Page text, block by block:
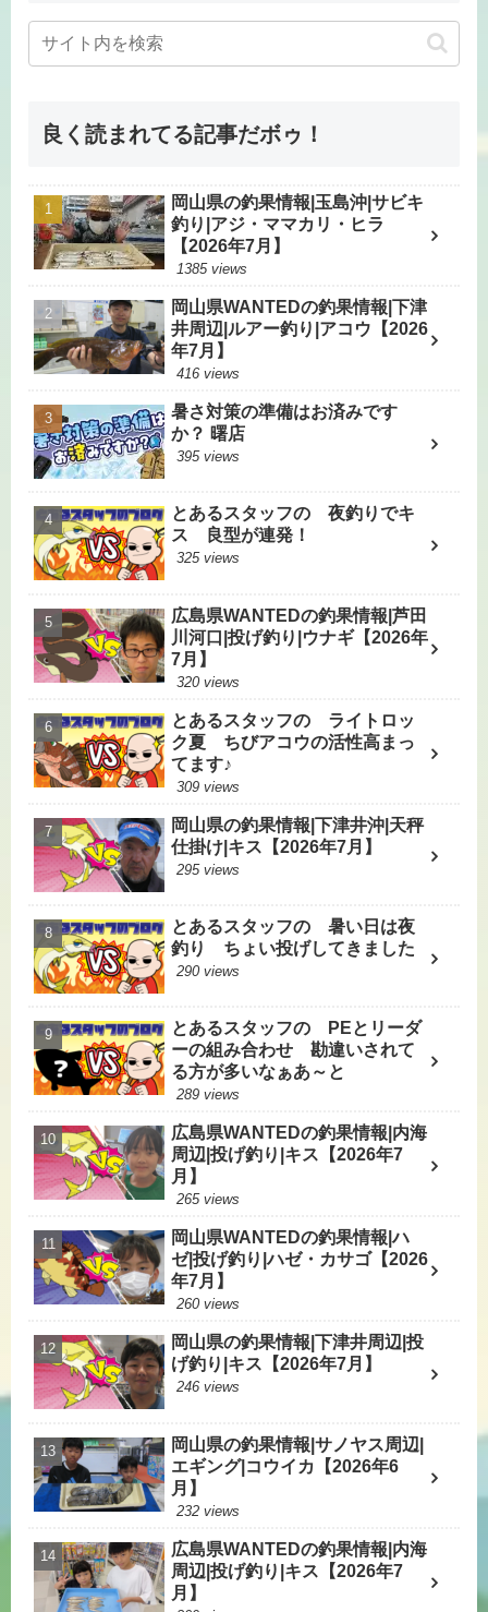
良く読まれてる記事だボゥ！
岡山県の釣果情報|玉島沖|サビキ
釣り|アジ・ママカリ・ヒラ
【2026年7月】
1385 views
岡山県WANTEDの釣果情報|下津
井周辺|ルアー釣り|アコウ【2026
年7月】
416 views
暑さ対策の準備はお済みです
か？ 曙店
395 views
とあるスタッフの 夜釣りでキ
ス 良型が連発！
325 views
広島県WANTEDの釣果情報|芦田
川河口|投げ釣り|ウナギ【2026年
7月】
320 views
とあるスタッフの ライトロッ
ク夏 ちびアコウの活性高まっ
てます♪
309 views
岡山県の釣果情報|下津井沖|天秤
仕掛け|キス【2026年7月】
295 views
とあるスタッフの 暑い日は夜
釣り ちょい投げしてきました
290 views
とあるスタッフの PEとリーダ
ーの組み合わせ 勘違いされて
る方が多いなぁあ～と
289 views
広島県WANTEDの釣果情報|内海
周辺|投げ釣り|キス【2026年7
月】
265 views
岡山県WANTEDの釣果情報|ハ
ゼ|投げ釣り|ハゼ・カサゴ【2026
年7月】
260 views
岡山県の釣果情報|下津井周辺|投
げ釣り|キス【2026年7月】
246 views
岡山県の釣果情報|サノヤス周辺|
エギング|コウイカ【2026年6
月】
232 views
広島県WANTEDの釣果情報|内海
周辺|投げ釣り|キス【2026年7
月】